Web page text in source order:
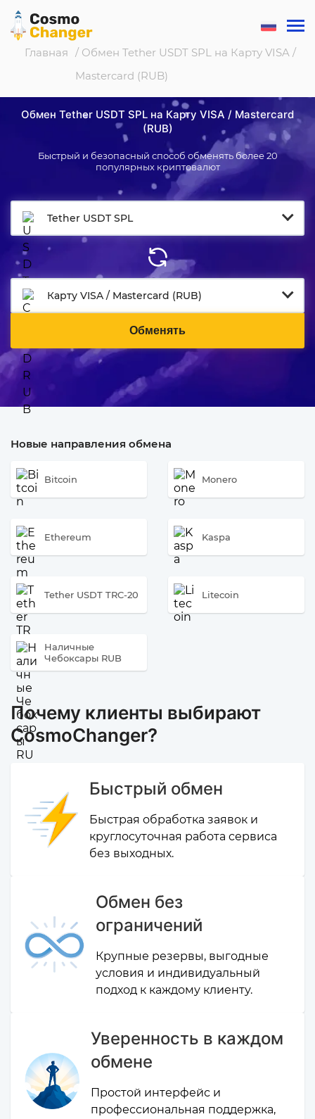
Главная / Обмен Tether USDT SPL на Карту VISA /
Mastercard (RUB)
Обмен Tether USDT SPL на Карту VISA / Mastercard
(RUB)
Быстрый и безопасный способ обменять более 20
популярных криптовалют
Tether USDT SPL
Карту VISA / Mastercard (RUB)
Обменять
Новые направления обмена
Bitcoin Monero
Ethereum Kaspa
Tether USDT TRC-20 Litecoin
Наличные
Чебоксары RUB
Почему клиенты выбирают
CosmoChanger?
Быстрый обмен
Быстрая обработка заявок и
круглосуточная работа сервиса
без выходных.
Обмен без
ограничений
Крупные резервы, выгодные
условия и индивидуальный
подход к каждому клиенту.
Уверенность в каждом
обмене
Простой интерфейс и
профессиональная поддержка,